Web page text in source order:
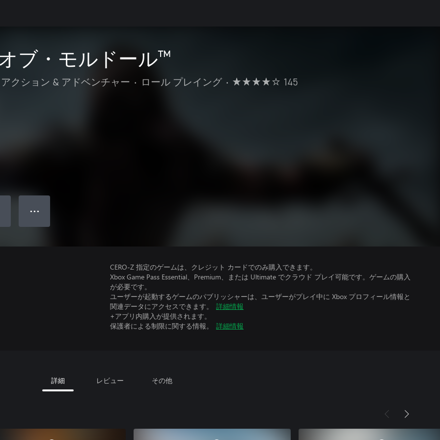
ブ・モルドール™
アクション & アドベンチャー • ロール プレイング • 145
● ● ●
CERO-Z 指定のゲームは、クレジット カードでのみ購入できます。
Xbox Game Pass Essential、Premium、または Ultimate でクラウド プレイ可能です。ゲームの購入
が必要です。
ユーザーが起動するゲームのパブリッシャーは、ユーザーがプレイ中に Xbox プロフィール情報と
関連データにアクセスできます。
詳細情報
+アプリ内購入が提供されます。
保護者による制限に関する情報。
詳細情報
詳細 レビュー その他